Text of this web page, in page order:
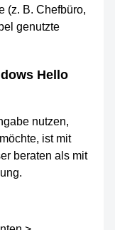
(z. B. Chefbüro,
genutzte
Hello
nutzen,
ist mit
beraten als mit